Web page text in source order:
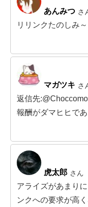
あんみつ さ
リリンクたのしみ～
マガツキ さ
返信先
報酬がダマヒヒで
虎太郎 さん
アライズがあまり
ンクへの要求が高